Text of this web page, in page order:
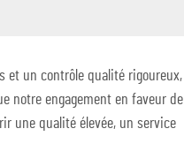
et un contrôle qualité rigoureux,
notre engagement en faveur de
une qualité élevée, un service